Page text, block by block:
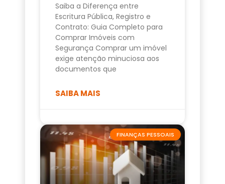
Saiba a Diferença entre
Escritura Pública, Registro e
Contrato: Guia Completo para
Comprar Imóveis com
Segurança Comprar um imóvel
exige atenção minuciosa aos
documentos que
SAIBA MAIS
FINANÇAS PESSOAIS